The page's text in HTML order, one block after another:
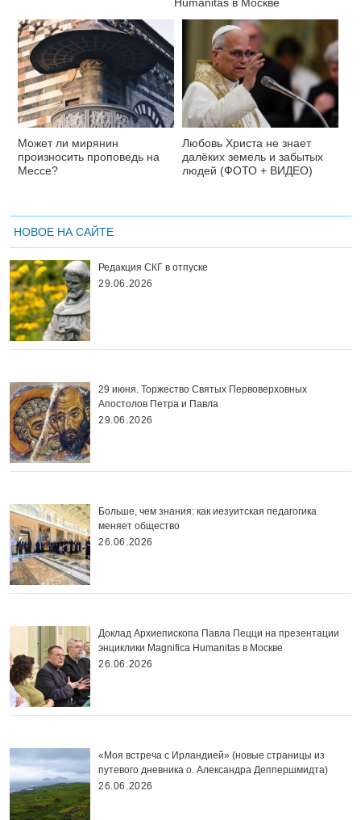
Нumanitas в Москве
Может ли мирянин
произносить проповедь на
Мессе?
Любовь Христа не знает
далёких земель и забытых
людей (ФОТО + ВИДЕО)
НОВОЕ НА САЙТЕ
Редакция СКГ в отпуске
29.06.2026
29 июня. Торжество Святых Первоверховных
Апостолов Петра и Павла
29.06.2026
Больше, чем знания: как иезуитская педагогика
меняет общество
26.06.2026
Доклад Архиепископа Павла Пецци на презентации
энциклики Magnifica Нumanitas в Москве
26.06.2026
«Моя встреча с Ирландией» (новые страницы из
путевого дневника о. Александра Деппершмидта)
26.06.2026